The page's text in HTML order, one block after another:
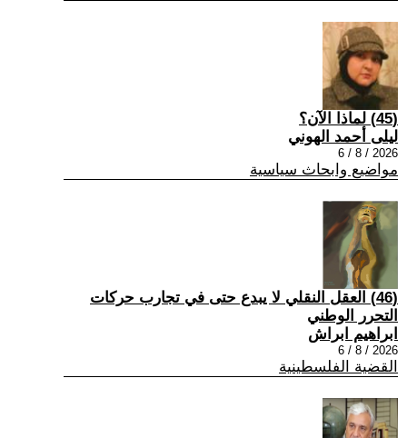
(45) لماذا الآن؟
ليلى أحمد الهوني
2026 / 8 / 6
مواضيع وابحاث سياسية
(46) العقل النقلي لا يبدع حتى في تجارب حركات
التحرر الوطني
ابراهيم ابراش
2026 / 8 / 6
القضية الفلسطينية